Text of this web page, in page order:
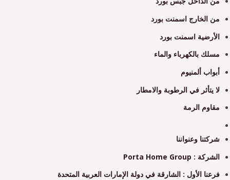
من الخارج اسمنت بورد
الأرضية اسمنت بورد
مسلك بالكهرباء والماء
أبواب ألمنيوم
لا يتأثر في الرطوبة والامطار
مقاوم الرمة
شركتنا وعنواننا
الشركة : Porta Home Group
فرعنا الأول : الشارقة في دولة الإمارات العربية المتحدة